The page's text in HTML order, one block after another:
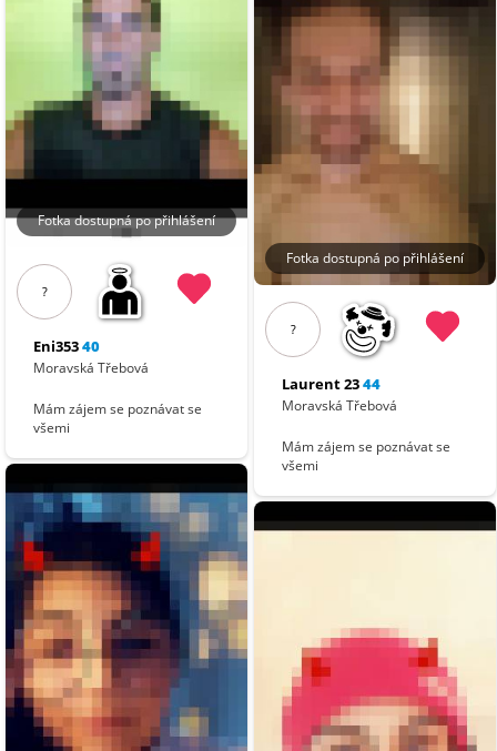
Fotka dostupná po přihlášení
?
Eni35340
Moravská Třebová
Mám zájem se poznávat se
všemi
Fotka dostupná po přihlášení
?
Laurent 2344
Moravská Třebová
Mám zájem se poznávat se
všemi